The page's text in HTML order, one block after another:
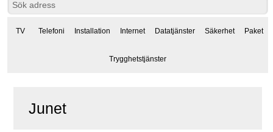
TV Telefoni Installation Internet Datatjänster Säkerhet Paket
Trygghetstjänster
Junet